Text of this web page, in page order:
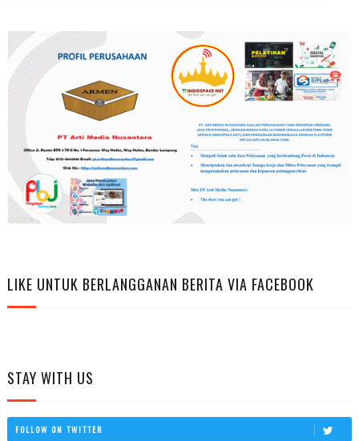
LIKE UNTUK BERLANGGANAN BERITA VIA FACEBOOK
STAY WITH US
FOLLOW ON TWITTER